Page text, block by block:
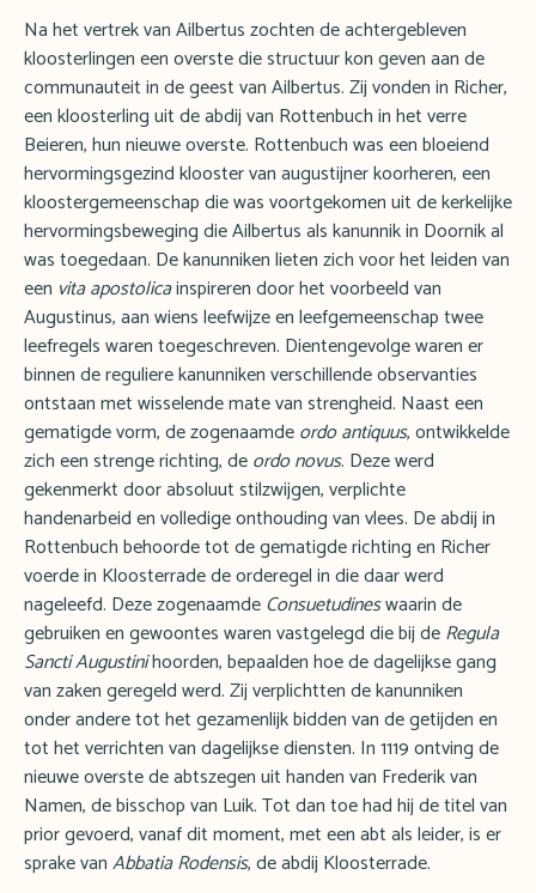
Na het vertrek van Ailbertus zochten de achtergebleven
kloosterlingen een overste die structuur kon geven aan de
communauteit in de geest van Ailbertus. Zij vonden in Richer,
een kloosterling uit de abdij van Rottenbuch in het verre
Beieren, hun nieuwe overste. Rottenbuch was een bloeiend
hervormingsgezind klooster van augustijner koorheren, een
kloostergemeenschap die was voortgekomen uit de kerkelijke
hervormingsbeweging die Ailbertus als kanunnik in Doornik al
was toegedaan. De kanunniken lieten zich voor het leiden van
een vita apostolicainspireren door het voorbeeld van
Augustinus, aan wiens leefwijze en leefgemeenschap twee
leefregels waren toegeschreven. Dientengevolge waren er
binnen de reguliere kanunniken verschillende observanties
ontstaan met wisselende mate van strengheid. Naast een
gematigde vorm, de zogenaamdeordo antiquus, ontwikkelde
zich een strenge richting, deordo novus. Deze werd
gekenmerkt door absoluut stilzwijgen, verplichte
handenarbeid en volledige onthouding van vlees. De abdij in
Rottenbuch behoorde tot de gematigde richting en Richer
voerde in Kloosterrade de orderegel in die daar werd
nageleefd. Deze zogenaamdeConsuetudineswaarin de
gebruiken en gewoontes waren vastgelegd die bij deRegula
Sancti Augustinihoorden, bepaalden hoe de dagelijkse gang
van zaken geregeld werd. Zij verplichtten de kanunniken
onder andere tot het gezamenlijk bidden van de getijden en
tot het verrichten van dagelijkse diensten. In 1119 ontving de
nieuwe overste de abtszegen uit handen van Frederik van
Namen, de bisschop van Luik. Tot dan toe had hij de titel van
prior gevoerd, vanaf dit moment, met een abt als leider, is er
sprake vanAbbatia Rodensis, de abdij Kloosterrade.